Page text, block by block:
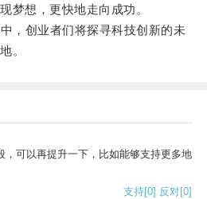
梦想，更快地走向成功。
创业者们将探寻科技创新的未
。
，可以再提升一下，比如能够支持更多地
支持[0] 反对[0]